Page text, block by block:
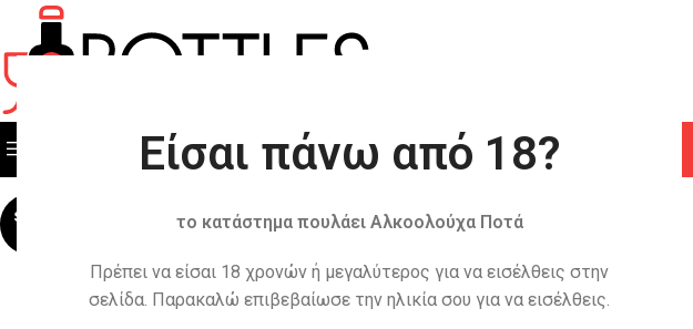
Είσαι πάνω από 18?
το κατάστημα πουλάει Αλκοολούχα Ποτά
Πρέπει να είσαι 18 χρονών ή μεγαλύτερος για να εισέλθεις στην
σελίδα. Παρακαλώ επιβεβαίωσε την ηλικία σου για να εισέλθεις.
ΟΛΕΣ ΟΙ ΚΑΤΗΓΟΡΙΕΣ ΟΛΑ ΤΑ ΠΡΟΙΟΝΤΑ
SOLD